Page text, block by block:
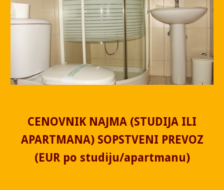
CENOVNIK NAJMA (STUDIJA ILI
APARTMANA) SOPSTVENI PREVOZ
(EUR po studiju/apartmanu)